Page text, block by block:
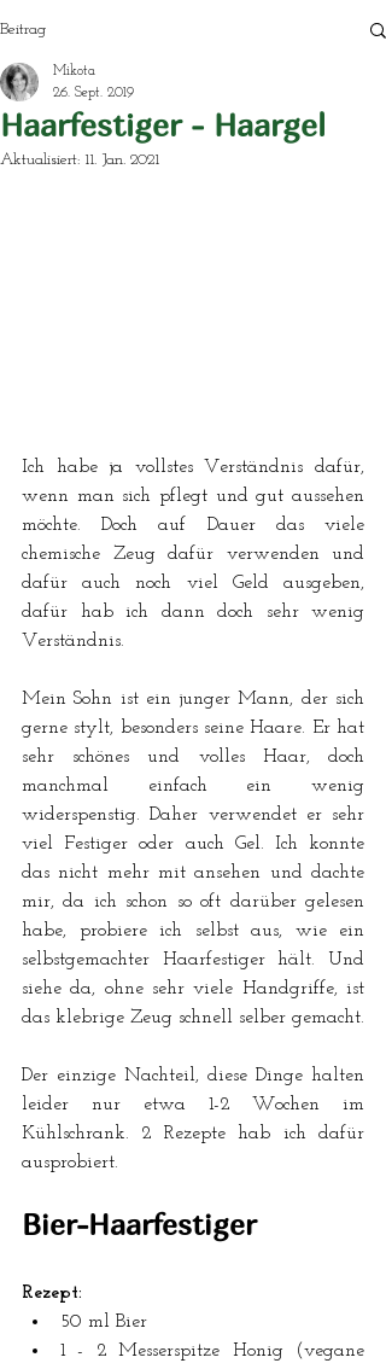
Beitrag
Haarfestiger - Haargel
Mikota
26. Sept. 2019
Aktualisiert: 11. Jan. 2021
Ich habe ja vollstes Verständnis dafür,
wenn man sich pflegt und gut aussehen
möchte. Doch auf Dauer das viele
chemische Zeug dafür verwenden und
dafür auch noch viel Geld ausgeben,
dafür hab ich dann doch sehr wenig
Verständnis.
Mein Sohn ist ein junger Mann, der sich
gerne stylt, besonders seine Haare. Er hat
sehr schönes und volles Haar, doch
manchmal einfach ein wenig
widerspenstig. Daher verwendet er sehr
viel Festiger oder auch Gel. Ich konnte
das nicht mehr mit ansehen und dachte
mir, da ich schon so oft darüber gelesen
habe, probiere ich selbst aus, wie ein
selbstgemachter Haarfestiger hält. Und
siehe da, ohne sehr viele Handgriffe, ist
Der einzige Nachteil, diese Dinge halten
leider nur etwa 1-2 Wochen im
Kühlschrank. 2 Rezepte hab ich dafür
ausprobiert.
Bier-Haarfestiger
Rezept:
50 ml Bier
1 - 2 Messerspitze Honig (vegane